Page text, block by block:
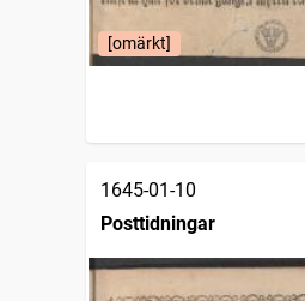
[omärkt]
1645-01-10
Posttidningar